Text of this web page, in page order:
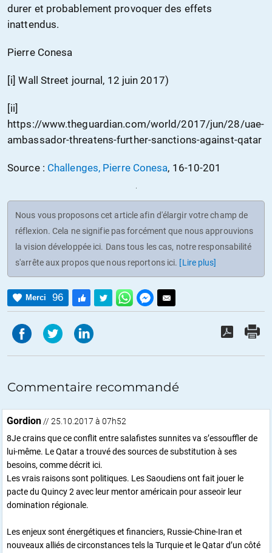
durer et probablement provoquer des effets
inattendus.
Pierre Conesa
[i] Wall Street journal, 12 juin 2017)
[ii]
https://www.theguardian.com/world/2017/jun/28/uae-
ambassador-threatens-further-sanctions-against-qatar
Source : Challenges, Pierre Conesa, 16-10-201
Nous vous proposons cet article afin d'élargir votre champ de
réflexion. Cela ne signifie pas forcément que nous approuvions
la vision développée ici. Dans tous les cas, notre responsabilité
s'arrête aux propos que nous reportons ici. [Lire plus]
Merci 96
Commentaire recommandé
Gordion// 25.10.2017 à 07h52
8Je crains que ce conflit entre salafistes sunnites va s’essouffler de
lui-même. Le Qatar a trouvé des sources de substitution à ses
besoins, comme décrit ici.
Les vrais raisons sont politiques. Les Saoudiens ont fait jouer le
pacte du Quincy 2 avec leur mentor américain pour asseoir leur
domination régionale.
Les enjeux sont énergétiques et financiers, Russie-Chine-Iran et
nouveaux alliés de circonstances tels la Turquie et le Qatar d’un côté